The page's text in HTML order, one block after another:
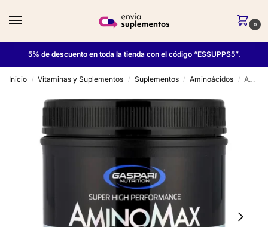
0
5% de descuento en toda la tienda con el código “ESSUPPS5”.
Inicio / Vitaminas y Suplementos / Suplementos / Aminoácidos / Aminomax 8000 325 Tabs – Gaspari Nutrition